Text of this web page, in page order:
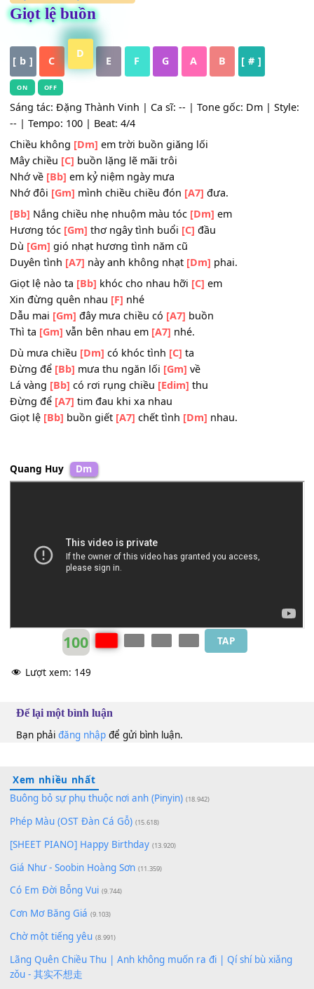
,Nhạc Trữ Tình
Giọt lệ buồn
[ b ] C E F A B [ # ]
ON OFF
Sáng tác: Đặng Thành Vinh | Ca sĩ: -- | Tone gốc: Dm |
-- | Tempo: 100 | Beat: 4/4
Chiều không[Dm]em trời buồn giăng lối
Mây chiều[C]buồn lặng lẽ mãi trôi
Nhớ về[Bb]em kỷ niệm ngày mưa
Nhớ đôi[Gm]mình chiều chiều đón
[Bb] Nắng chiều nhẹ nhuộm màu tóc [Dm]
Hương tóc[Gm] thơ ngây tình buổi[C]đầu
Dù[Gm] gió nhạt hương tình năm cũ
Duyên tình[A7]này anh không nhạt
Giọt lệ nào ta[Bb] khóc cho nhau hỡi
Xin đừng quên nhau[F]nhé
Dẫu mai[Gm] đây mưa chiều có[A7]buồn
Thì ta[Gm]vẫn bên nhau em[A7]
Dù mưa chiều [Dm] có khóc tình
ta
Lá vàng[Bb]có rơi rụng chiều
Đừng để[A7]tim đau khi xa nhau
Quang Huy Dm
100
Lượt xem: 149
Để lại một bình luận
Bạn phảiđăng nhậpđể gửi bình luận.
Buông bỏ sự phụ thuộc nơi anh (Pinyin)
Phép Màu (OST Đàn Cá Gỗ)
[SHEET PIANO] Happy Birthday